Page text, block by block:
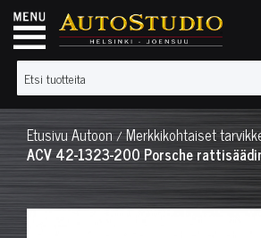
EtusivuAutoon/Merkkikohtaiset
ACV 42-1323-200 Porsche